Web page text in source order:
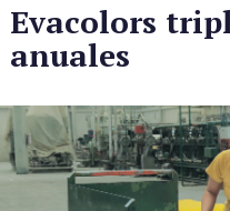
Evacolors
anuales